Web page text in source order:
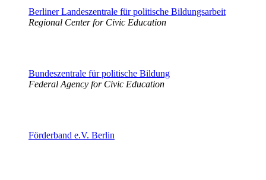
Berliner Landeszentrale für politische Bildungsarbeit
Regional Center for Civic Education
Bundeszentrale für politische Bildung
Federal Agency for Civic Education
Förderband e.V. Berlin